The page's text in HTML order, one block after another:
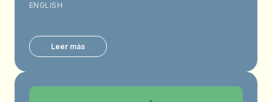
ENGLISH
Leer más